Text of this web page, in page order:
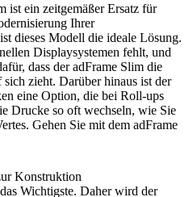
ein zeitgemäßer Ersatz für
Ihrer
dieses Modell die ideale Lösung.
Displaysystemen fehlt, und
dass der adFrame Slim die
zieht. Darüber hinaus ist der
eine Option, die bei Roll-ups
Drucke so oft wechseln, wie Sie
Gehen Sie mit dem adFrame
Konstruktion
Wichtigste. Daher wird der